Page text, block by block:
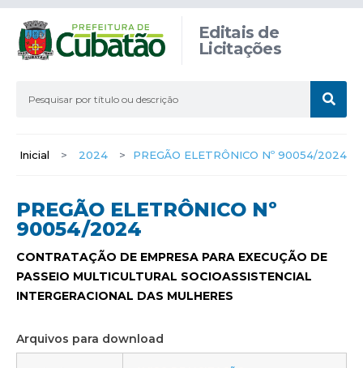
Editais de
Licitações
Inicial > 2024 > PREGÃO ELETRÔNICO Nº 90054/2024
PREGÃO ELETRÔNICO Nº
90054/2024
CONTRATAÇÃO DE EMPRESA PARA EXECUÇÃO DE
PASSEIO MULTICULTURAL SOCIOASSISTENCIAL
INTERGERACIONAL DAS MULHERES
Arquivos para download